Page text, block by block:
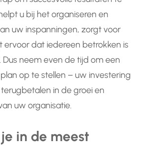
u bij het organiseren en
uw inspanningen, zorgt voor
ervoor dat iedereen betrokken is
Dus neem even de tijd om een
op te stellen – uw investering
in de groei en
uw organisatie.
in de meest